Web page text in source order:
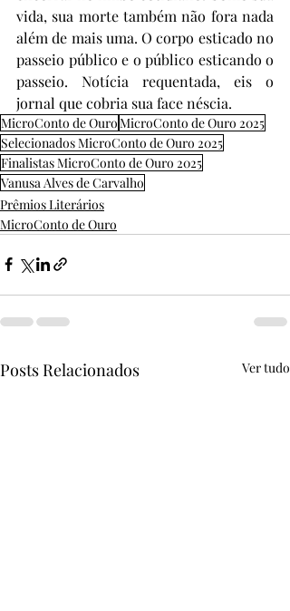
vida, sua morte também não fora nada
além de mais uma. O corpo esticado no
passeio público e o público esticando o
passeio. Notícia requentada, eis o
jornal que cobria sua face néscia.
MicroConto de OuroMicroConto de Ouro 2025
Selecionados MicroConto de Ouro 2025
Finalistas MicroConto de Ouro 2025
Vanusa Alves de Carvalho
Prêmios Literários
MicroConto de Ouro
Posts Relacionados Ver tudo